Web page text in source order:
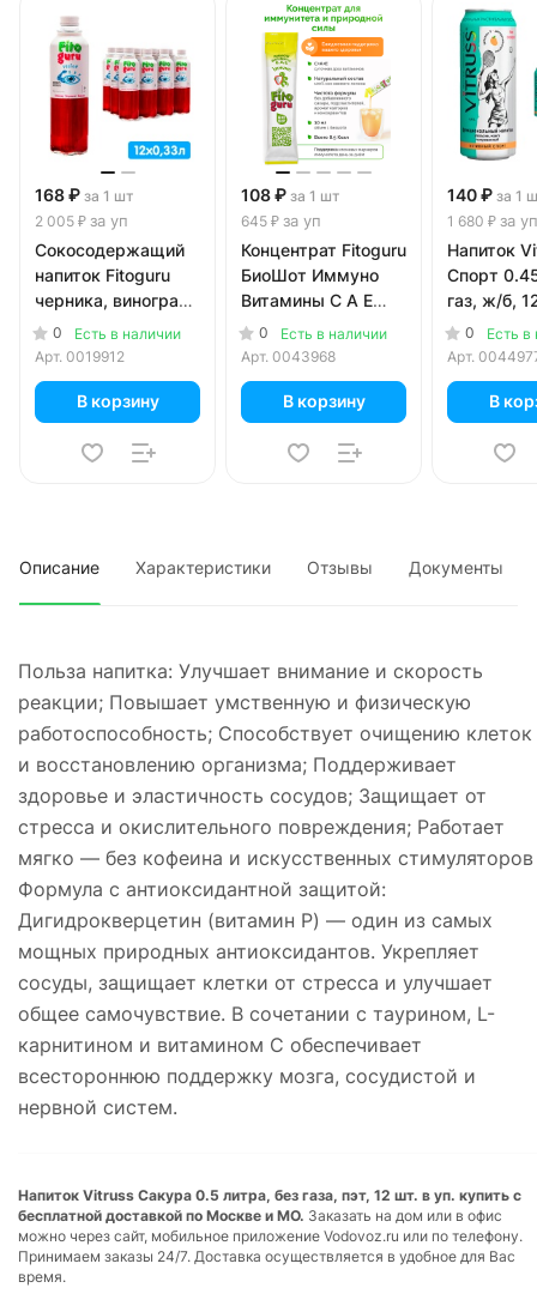
168 ₽ за 1 шт
2 005 ₽ за уп
Сокосодержащий
напиток Fitoguru
черника, виноград,
бархатцы 0.33
литра, стекло, 12
0
Есть в наличии
Арт. 0019912
В корзину
108 ₽ за 1 шт
645 ₽ за уп
Концентрат Fitoguru
БиоШот Иммуно
Витамины С А Е
жидкий для
приготовления
0
Есть в наличии
Арт. 0043968
В корзину
140 ₽ за 1
1 680 ₽ за уп
Напиток
Спорт
газ, ж/б,
уп.0
Есть в
Арт.
В
Описание Характеристики Отзывы Документы
Польза напитка: Улучшает внимание и скорость
реакции; Повышает умственную и физическую
работоспособность; Способствует очищению клеток
и восстановлению организма; Поддерживает
здоровье и эластичность сосудов; Защищает от
стресса и окислительного повреждения; Работает
мягко — без кофеина и искусственных стимуляторов
Формула с антиоксидантной защитой:
Дигидрокверцетин (витамин P) — один из самых
мощных природных антиоксидантов. Укрепляет
сосуды, защищает клетки от стресса и улучшает
общее самочувствие. В сочетании с таурином, L-
карнитином и витамином С обеспечивает
всестороннюю поддержку мозга, сосудистой и
нервной систем.
Напиток Vitruss Сакура 0.5 литра, без газа, пэт, 12 шт. в уп. купить с
бесплатной доставкой по Москве и МО. Заказать на дом или в офис
можно через сайт, мобильное приложение Vodovoz.ru или по телефону.
Принимаем заказы 24/7. Доставка осуществляется в удобное для Вас
время.